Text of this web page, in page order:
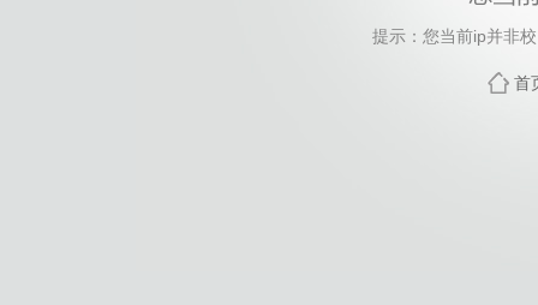
提示：您当前ip并非
首